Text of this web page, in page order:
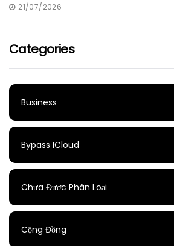
21/07/2026
Categories
Business
Bypass ICloud
Chưa Được Phân Loại
Cộng Đồng